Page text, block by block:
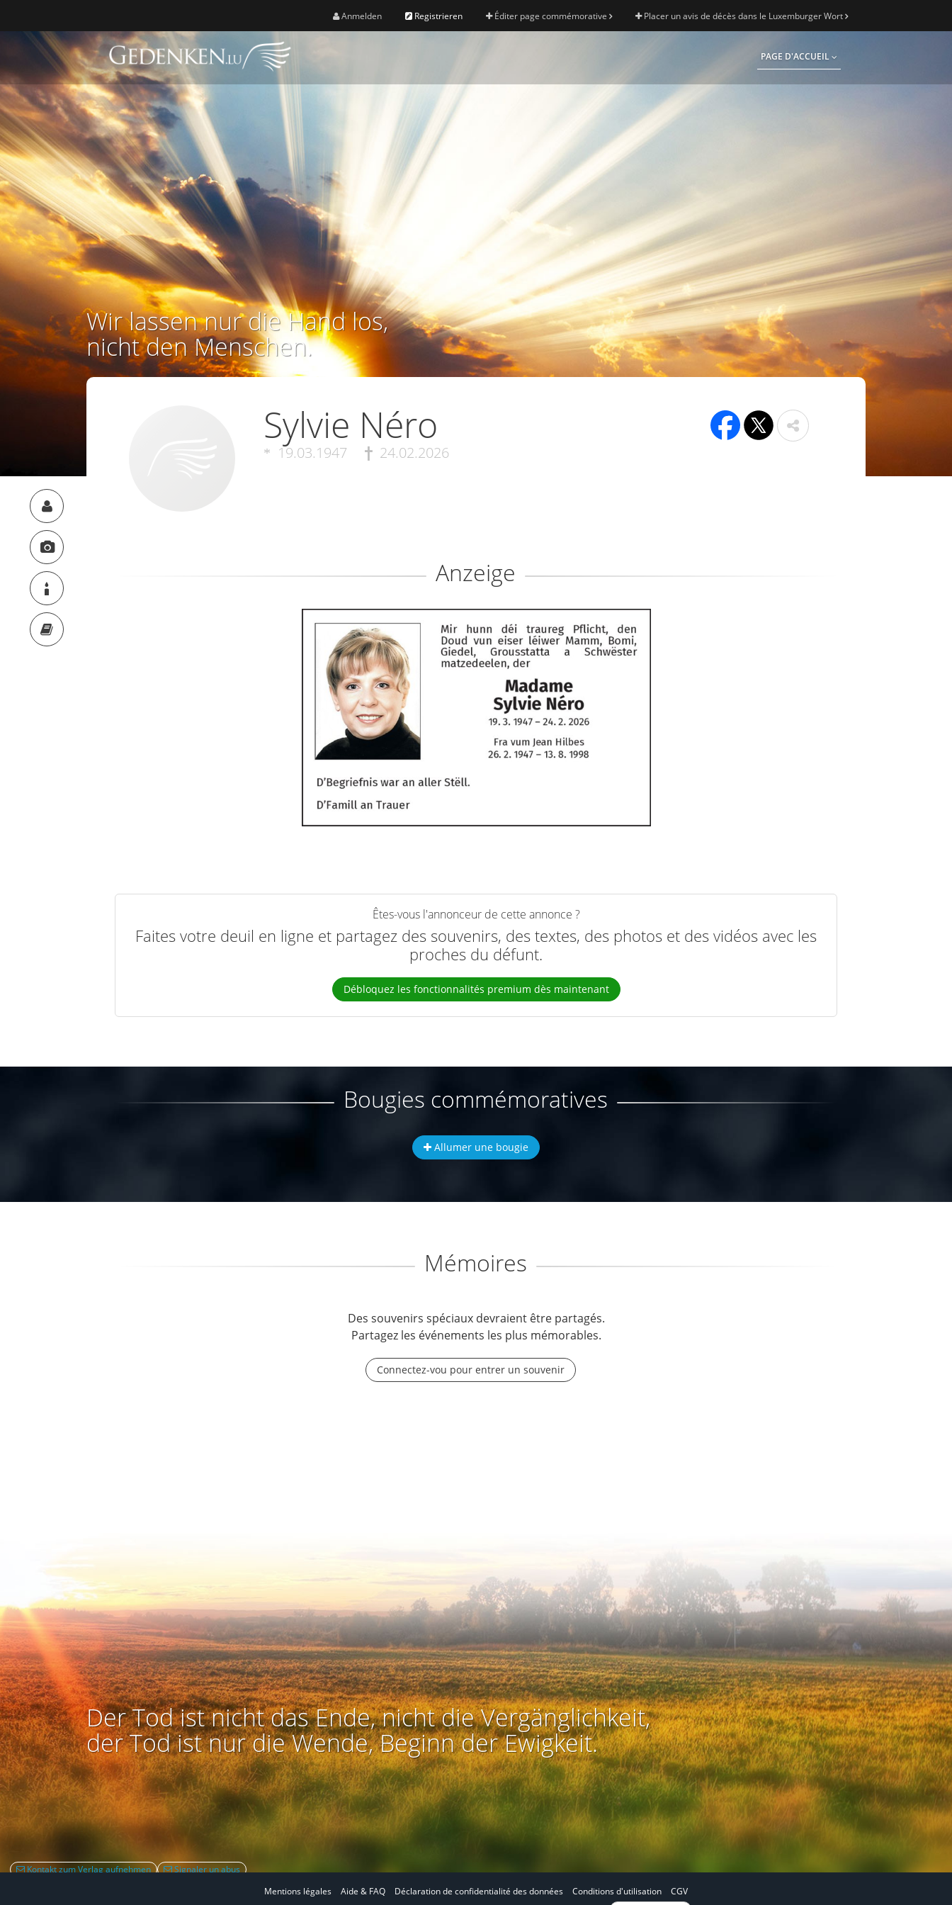
Anmelden Registrieren Éditer page commémorative Placer un avis de décès dans le Luxemburger Wort
PAGE D'ACCUEIL
Wir lassen nur die Hand los,
nicht den Menschen.
Sylvie Néro
19.03.1947 24.02.2026
Anzeige
Êtes-vous l'annonceur de cette annonce ?
Faites votre deuil en ligne et partagez des souvenirs, des textes, des photos et des vidéos avec les
proches du défunt.
Débloquez les fonctionnalités premium dès maintenant
Bougies commémoratives
Allumer une bougie
Mémoires
Des souvenirs spéciaux devraient être partagés.
Partagez les événements les plus mémorables.
Connectez-vou pour entrer un souvenir
Der Tod ist nicht das Ende, nicht die Vergänglichkeit,
der Tod ist nur die Wende, Beginn der Ewigkeit.
Kontakt zum Verlag aufnehmen
Signaler un abus
Mentions légales
Aide & FAQ Déclaration de confidentialité des données Conditions d'utilisation
CGV